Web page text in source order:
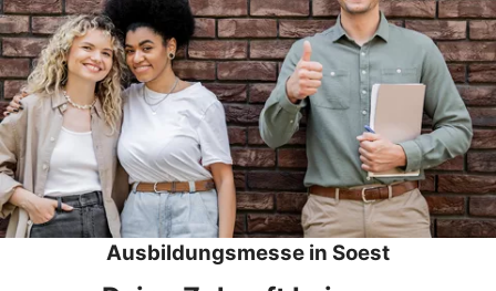
Ausbildungsmesse in Soest